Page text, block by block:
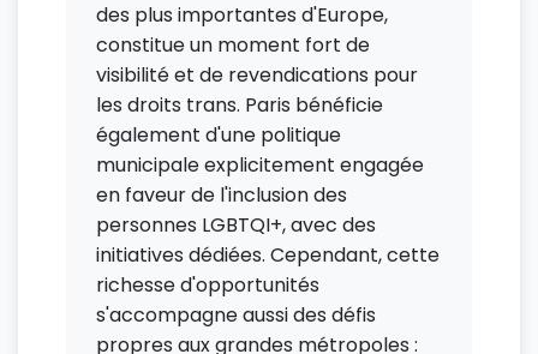
des plus importantes d'Europe,
constitue un moment fort de
visibilité et de revendications pour
les droits trans. Paris bénéficie
également d'une politique
municipale explicitement engagée
en faveur de l'inclusion des
personnes LGBTQI+, avec des
initiatives dédiées. Cependant, cette
richesse d'opportunités
s'accompagne aussi des défis
propres aux grandes métropoles :